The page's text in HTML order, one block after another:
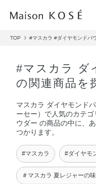
TOP #マスカラ #ダイヤモンドパ
#マスカラ ダ
の関連商品を
マスカラ ダイヤモンド
ーセー）で人気のカテ
ウダー の商品の中に、
つかります。
#マスカラ #ダイヤモ
＃マスカラ 夏レジャーの